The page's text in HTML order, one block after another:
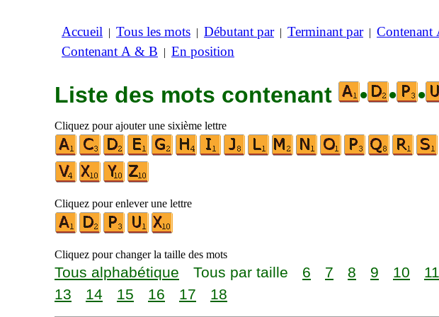
Accueil | Tous les mots | Débutant par| Terminant par| Contenant
Contenant A & B | En position
Liste des mots contenant • • •
Cliquez pour ajouter une sixième lettre
Cliquez pour enlever une lettre
Cliquez pour changer la taille des mots
Tous alphabétique Tous par taille 6 7 8 9 10 11
13
14 15 16 17 18